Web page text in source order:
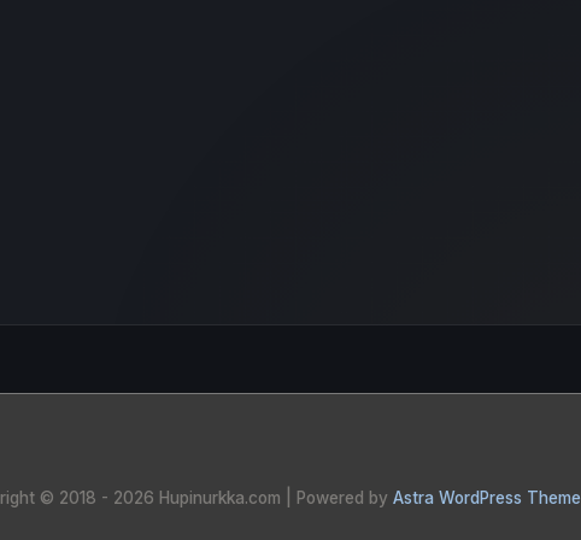
© 2018 - 2026 Hupinurkka.com | Powered by Astra WordPress Theme